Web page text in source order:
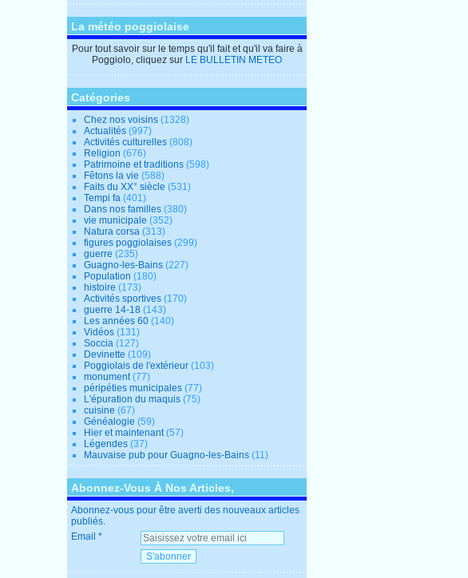
La météo poggiolaise
Pour tout savoir sur le temps qu'il fait et qu'il va faire à
Poggiolo, cliquez sur LE BULLETIN METEO
Catégories
Chez nos voisins (1328)
Actualités (997)
Activités culturelles (808)
Religion (676)
Patrimoine et traditions (598)
Fêtons la vie (588)
Faits du XX° siècle (531)
Tempi fa (401)
Dans nos familles (380)
vie municipale (352)
Natura corsa (313)
figures poggiolaises (299)
guerre (235)
Guagno-les-Bains (227)
Population (180)
histoire (173)
Activités sportives (170)
guerre 14-18 (143)
Les années 60 (140)
Vidéos (131)
Soccia (127)
Devinette (109)
Poggiolais de l'extérieur (103)
monument(77)
péripéties municipales (77)
L'épuration du maquis (75)
cuisine (67)
Généalogie (59)
Hier et maintenant(57)
Légendes (37)
Mauvaise pub pour Guagno-les-Bains (11)
Abonnez-Vous À Nos Articles,
Abonnez-vous pour être averti des nouveaux articles
publiés.
Email